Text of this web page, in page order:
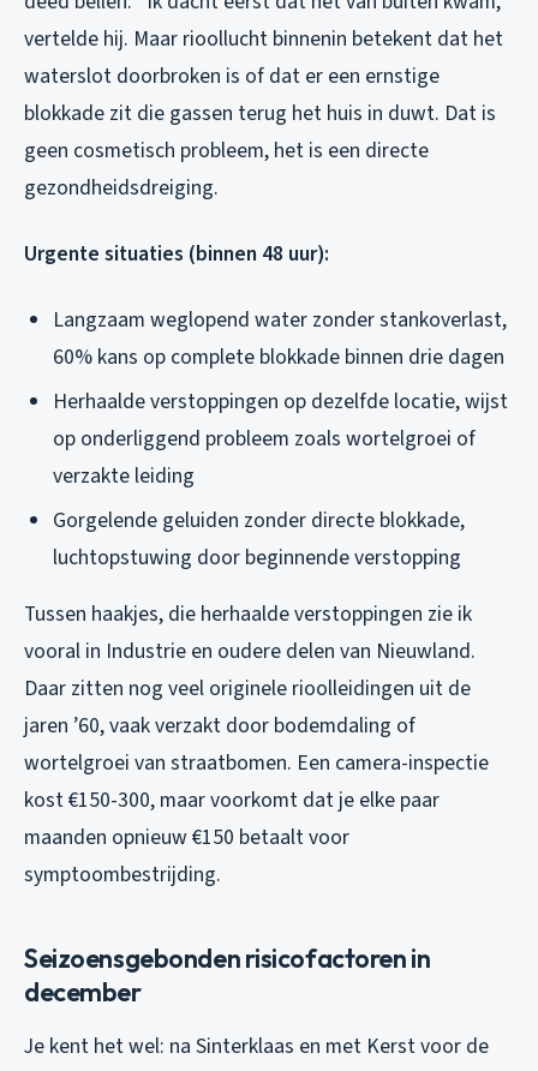
vertelde hij. Maar rioollucht binnenin betekent dat het
waterslot doorbroken is of dat er een ernstige
blokkade zit die gassen terug het huis in duwt. Dat is
geen cosmetisch probleem, het is een directe
gezondheidsdreiging.
Urgente situaties (binnen 48 uur):
Langzaam weglopend water zonder stankoverlast,
60% kans op complete blokkade binnen drie dagen
Herhaalde verstoppingen op dezelfde locatie, wijst
op onderliggend probleem zoals wortelgroei of
verzakte leiding
Gorgelende geluiden zonder directe blokkade,
luchtopstuwing door beginnende verstopping
Tussen haakjes, die herhaalde verstoppingen zie ik
vooral in Industrie en oudere delen van Nieuwland.
Daar zitten nog veel originele rioolleidingen uit de
jaren ’60, vaak verzakt door bodemdaling of
wortelgroei van straatbomen. Een camera-inspectie
kost €150-300, maar voorkomt dat je elke paar
maanden opnieuw €150 betaalt voor
symptoombestrijding.
Seizoensgebonden risicofactoren in
december
Je kent het wel: na Sinterklaas en met Kerst voor de